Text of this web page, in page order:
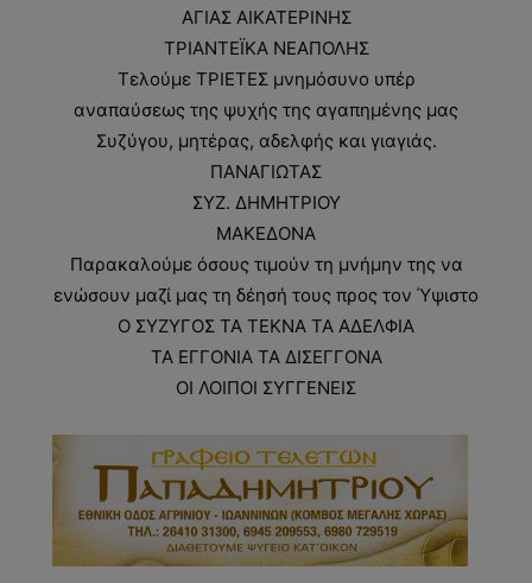
ΑΓΙΑΣ ΑΙΚΑΤΕΡΙΝΗΣ
ΤΡΙΑΝΤΕΪΚΑ ΝΕΑΠΟΛΗΣ
Τελούμε ΤΡΙΕΤΕΣ μνημόσυνο υπέρ
αναπαύσεως της ψυχής της αγαπημένης μας
Συζύγου, μητέρας, αδελφής και γιαγιάς.
ΠΑΝΑΓΙΩΤΑΣ
ΣΥΖ. ΔΗΜΗΤΡΙΟΥ
ΜΑΚΕΔΟΝΑ
Παρακαλούμε όσους τιμούν τη μνήμην της να
ενώσουν μαζί μας τη δέησή τους προς τον Ύψιστο
Ο ΣΥΖΥΓΟΣ ΤΑ ΤΕΚΝΑ ΤΑ ΑΔΕΛΦΙΑ
ΤΑ ΕΓΓΟΝΙΑ ΤΑ ΔΙΣΕΓΓΟΝΑ
ΟΙ ΛΟΙΠΟΙ ΣΥΓΓΕΝΕΙΣ